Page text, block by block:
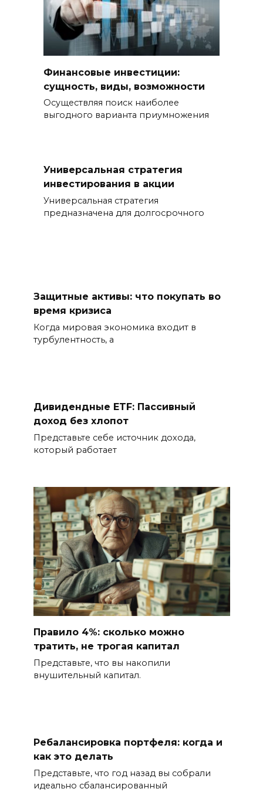
Финансовые инвестиции:
сущность, виды, возможности
Осуществляя поиск наиболее
выгодного варианта приумножения
Универсальная стратегия
инвестирования в акции
Универсальная стратегия
предназначена для долгосрочного
Защитные активы: что покупать во
время кризиса
Когда мировая экономика входит в
турбулентность, а
Дивидендные ETF: Пассивный
доход без хлопот
Представьте себе источник дохода,
который работает
Правило 4%: сколько можно
тратить, не трогая капитал
Представьте, что вы накопили
внушительный капитал.
Ребалансировка портфеля: когда и
как это делать
Представьте, что год назад вы собрали
идеально сбалансированный